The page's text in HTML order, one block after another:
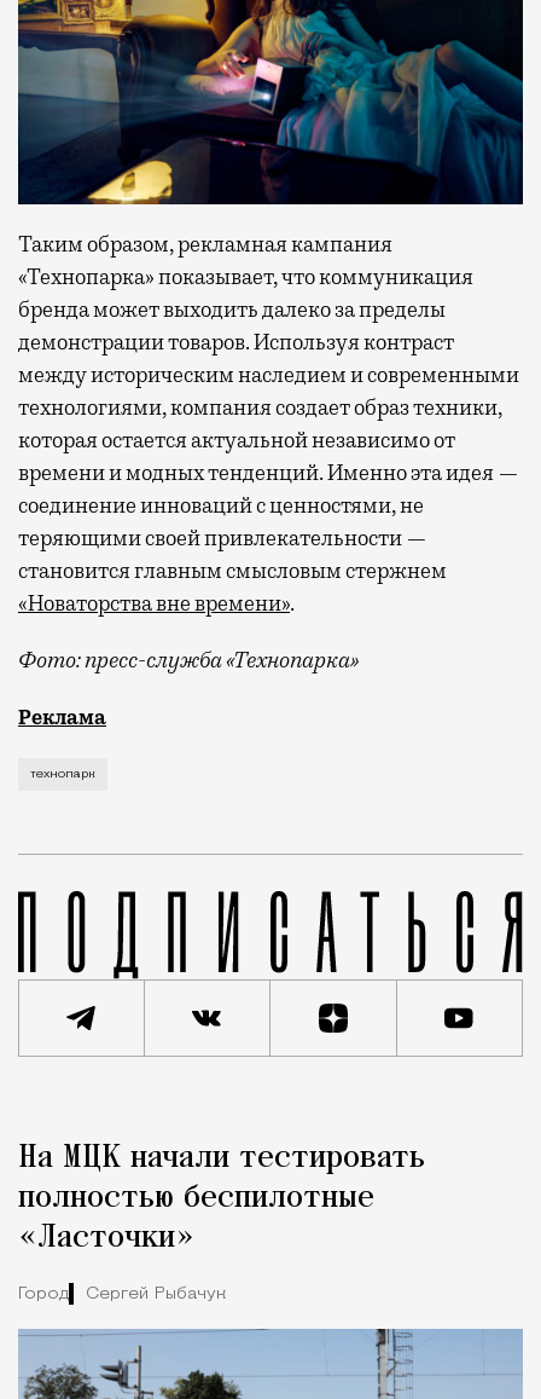
Таким образом, рекламная кампания
«Технопарка» показывает, что коммуникация
бренда может выходить далеко за пределы
демонстрации товаров. Используя контраст
между историческим наследием и современными
технологиями, компания создает образ техники,
которая остается актуальной независимо от
времени и модных тенденций. Именно эта идея —
соединение инноваций с ценностями, не
теряющими своей привлекательности —
становится главным смысловым стержнем
«Новаторства вне времени».
Фото: пресс-служба «Технопарка»
Рекламные кампании техники редко выходят за
Реклама
технопарк
Город
На МЦК начали тестировать
полностью беспилотные
«Ласточки»
Город Сергей Рыбачук